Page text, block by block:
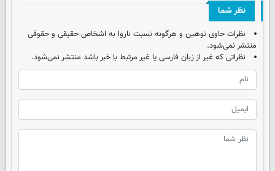
نظر شما
نظرات حاوی توهین و هرگونه نسبت ناروا به اشخاص حقیقی و حقوقی
منتشر نمی‌شود.
نظراتی که غیر از زبان فارسی یا غیر مرتبط با خبر باشد منتشر نمی‌شود.